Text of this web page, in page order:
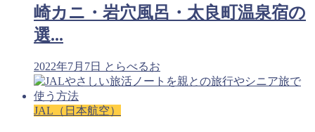
崎カニ・岩穴風呂・太良町温泉宿の
選...
2022年7月7日 とらべるお
JAL（日本航空）